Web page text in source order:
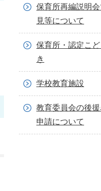
保育所再編説明
見等について
保育所・認定こ
き
学校教育施設
教育委員会の後
申請について